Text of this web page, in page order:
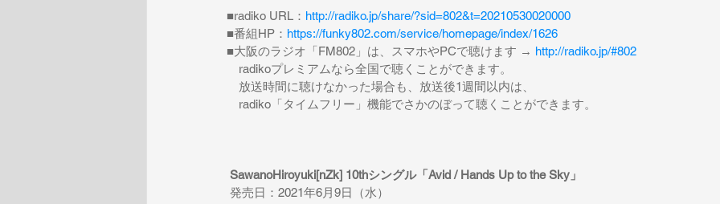
■radiko URL： http://radiko.jp/share/?sid=802&t=20210530020000
■番組HP： https://funky802.com/service/homepage/index/1626
■大阪のラジオ「FM802」は、スマホやPCで聴けます → http://radiko.jp/#802
radikoプレミアムなら全国で聴くことができます。
放送時間に聴けなかった場合も、放送後1週間以内は、
radiko「タイムフリー」機能でさかのぼって聴くことができます。
SawanoHiroyuki[nZk] 10thシングル「Avid / Hands Up to the Sky」
発売日：2021年6月9日（水）